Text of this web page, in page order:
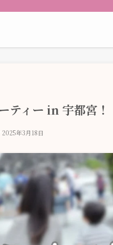
ティー in 宇都宮！
2025年3月18日